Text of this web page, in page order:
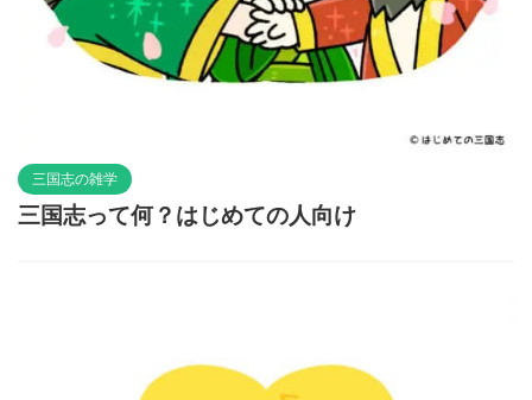
三国志の雑学
三国志って何？はじめての人向け